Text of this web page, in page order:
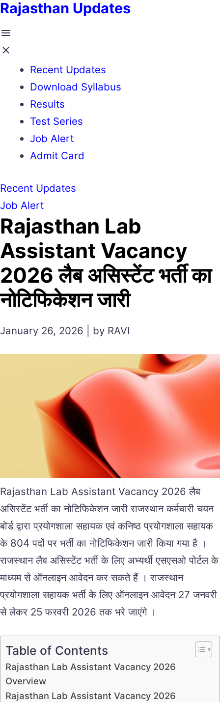
Rajasthan Updates
Recent Updates
Download Syllabus
Results
Test Series
Job Alert
Admit Card
Recent Updates
Job Alert
Rajasthan Lab
Assistant Vacancy
2026 लैब असिस्टेंट भर्ती का
नोटिफिकेशन जारी
January 26, 2026 | by RAVI
Rajasthan Lab Assistant Vacancy 2026 लैब
असिस्टेंट भर्ती का नोटिफिकेशन जारी राजस्थान कर्मचारी चयन
बोर्ड द्वारा प्रयोगशाला सहायक एवं कनिष्ठ प्रयोगशाला सहायक
के 804 पदों पर भर्ती का नोटिफिकेशन जारी किया गया है ।
राजस्थान लैब असिस्टेंट भर्ती के लिए अभ्यर्थी एसएसओ पोर्टल के
माध्यम से ऑनलाइन आवेदन कर सकते हैं । राजस्थान
प्रयोगशाला सहायक भर्ती के लिए ऑनलाइन आवेदन 27 जनवरी
से लेकर 25 फरवरी 2026 तक भरे जाएंगे ।
Table of Contents
Rajasthan Lab Assistant Vacancy 2026
Overview
Rajasthan Lab Assistant Vacancy 2026